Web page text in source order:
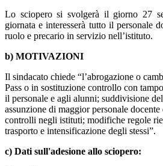
Lo sciopero si svolgerà il giorno 27
giornata e interesserà tutto il personale
ruolo e precario in servizio nell’istituto.
b) MOTIVAZIONI
Il sindacato chiede “l’abrogazione o
Pass o in sostituzione controllo con
il personale e agli alunni; suddivisione
assunzione di maggior personale
controlli negli istituti; modifiche regole
trasporto e intensificazione degli stessi”.
c) Dati sull'adesione allo sciopero: